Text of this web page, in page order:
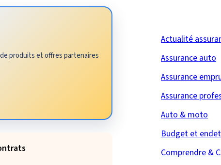
produits et offres partenaires
Actualité
Assurance auto
Assurance
Assurance
Auto & moto
Budget et
Comprendre &